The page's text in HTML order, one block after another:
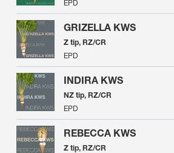
EPD
GRIZELLA KWS
Z tip, RZ/CR
EPD
INDIRA KWS
NZ tip, RZ/CR
EPD
REBECCA KWS
Z tip, RZ/CR